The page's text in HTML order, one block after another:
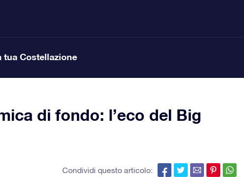
tua Costellazione
di fondo: l’eco del Big
Condividi questo articolo: